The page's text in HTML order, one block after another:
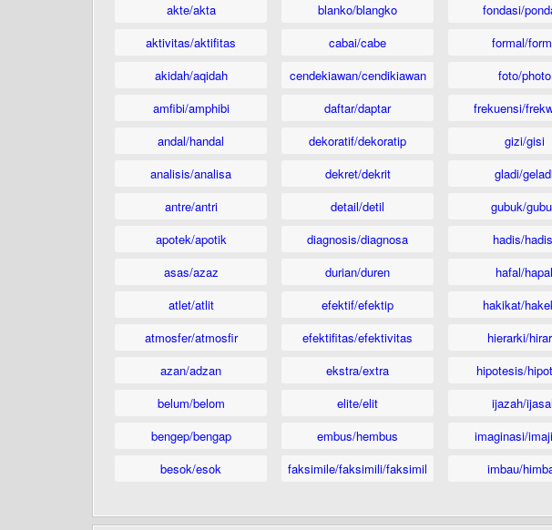
akte/akta
aktivitas/aktifitas
akidah/aqidah
amfibi/amphibi
andal/handal
analisis/analisa
antre/antri
apotek/apotik
asas/azaz
atlet/atlit
atmosfer/atmosfir
azan/adzan
belum/belom
bengep/bengap
besok/esok
blanko/blangko
cabai/cabe
cendekiawan/cendikiawan
daftar/daptar
dekoratif/dekoratip
dekret/dekrit
detail/detil
diagnosis/diagnosa
durian/duren
efektif/efektip
efektifitas/efektivitas
ekstra/extra
elite/elit
embus/hembus
faksimile/faksimili/faksimil
fondasi/
formal/
foto/photo
frekuensi/
gizi/gisi
gladi/
gubuk/
hadis/
hafal/hapal
hakikat/
hierarki/
hipotesis/
ijazah/
imaginasi/
imbau/